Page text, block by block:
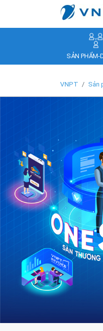
SẢN PHẨM-
VNPT Sản